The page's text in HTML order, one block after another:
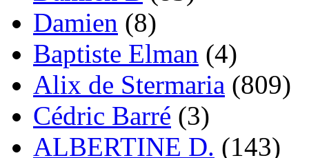
Damien (8)
Baptiste Elman (4)
Alix de Stermaria (809)
Cédric Barré (3)
ALBERTINE D. (143)